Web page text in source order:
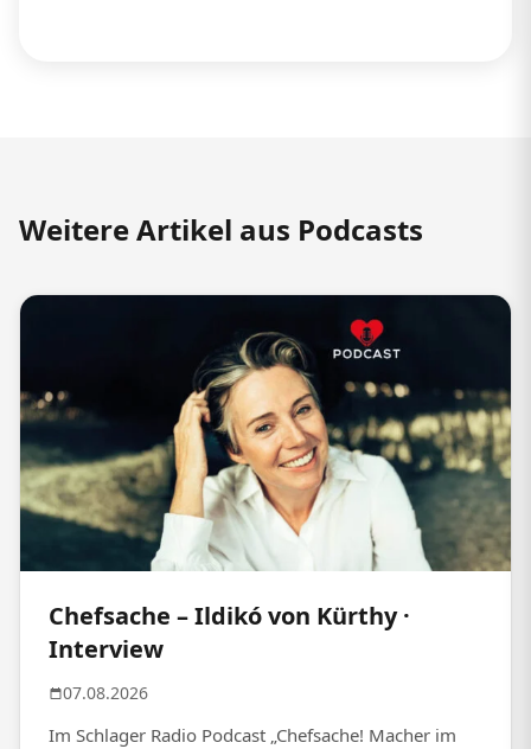
Weitere Artikel aus Podcasts
Chefsache – Ildikó von Kürthy ·
Interview
07.08.2026
Im Schlager Radio Podcast „Chefsache! Macher im